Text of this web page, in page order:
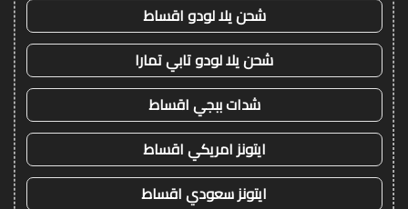
شحن يلا لودو اقساط
شحن يلا لودو تابي تمارا
شدات ببجي اقساط
ايتونز امريكي اقساط
ايتونز سعودي اقساط